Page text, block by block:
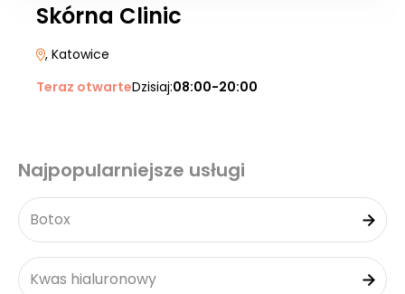
Skórna Clinic
, Katowice
Teraz otwarteDzisiaj:08:00-20:00
Najpopularniejsze usługi
Botox
Kwas hialuronowy